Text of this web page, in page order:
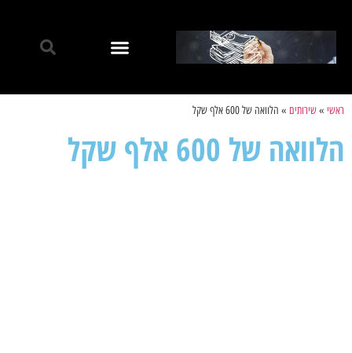
ראשי »שירותים » הלוואה של 600 אלף שקל
הלוואה של 600 אלף שקל